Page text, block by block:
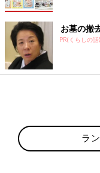
お墓の撤
PR(くらしの
ラ